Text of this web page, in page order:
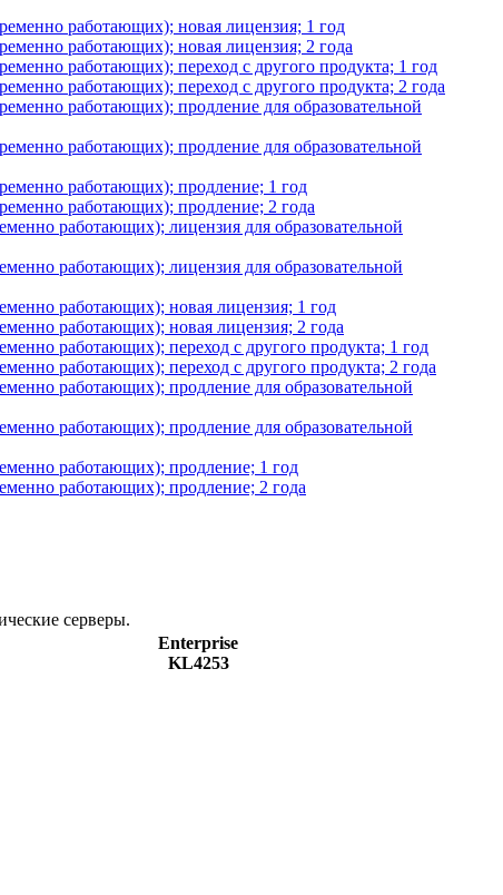
работающих); новая лицензия; 1 год
работающих); новая лицензия; 2 года
работающих); переход с другого продукта; 1 год
работающих); переход с другого продукта; 2 года
работающих); продление для образовательной
работающих); продление для образовательной
работающих); продление; 1 год
работающих); продление; 2 года
работающих); лицензия для образовательной
работающих); лицензия для образовательной
работающих); новая лицензия; 1 год
работающих); новая лицензия; 2 года
работающих); переход с другого продукта; 1 год
работающих); переход с другого продукта; 2 года
работающих); продление для образовательной
работающих); продление для образовательной
работающих); продление; 1 год
работающих); продление; 2 года
серверы.
Enterprise
KL4253